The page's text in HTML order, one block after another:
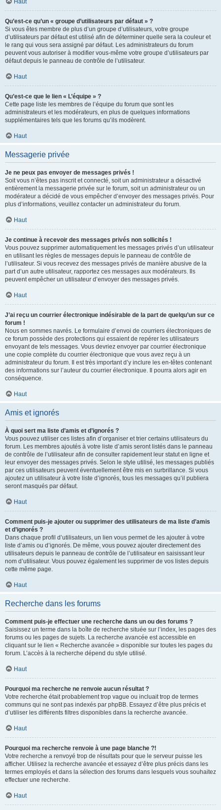
Haut
Qu’est-ce qu’un « groupe d’utilisateurs par défaut » ?
Si vous êtes membre de plus d’un groupe d’utilisateurs, votre groupe
d’utilisateurs par défaut est utilisé afin de déterminer quelle sera la couleur et
le rang qui vous sera assigné par défaut. Les administrateurs du forum
peuvent vous autoriser à modifier vous-même votre groupe d’utilisateurs par
défaut depuis le panneau de contrôle de l’utilisateur.
Haut
Qu’est-ce que le lien « L’équipe » ?
Cette page liste les membres de l’équipe du forum que sont les
administrateurs et les modérateurs, en plus de quelques informations
supplémentaires tels que les forums qu’ils modèrent.
Haut
Messagerie privée
Je ne peux pas envoyer de messages privés !
Soit vous n’êtes pas inscrit et connecté, soit un administrateur a désactivé
entièrement la messagerie privée sur le forum, soit un administrateur ou un
modérateur a décidé de vous empêcher d’envoyer des messages privés. Pour
plus d’informations, veuillez contacter un administrateur du forum.
Haut
Je continue à recevoir des messages privés non sollicités !
Vous pouvez supprimer automatiquement les messages privés d’un utilisateur
en utilisant les règles de messages depuis le panneau de contrôle de
l’utilisateur. Si vous recevez des messages privés de manière abusive de la
part d’un autre utilisateur, rapportez ces messages aux modérateurs. Ils
peuvent empêcher un utilisateur d’envoyer des messages privés.
Haut
J’ai reçu un courrier électronique indésirable de la part de quelqu’un sur ce
forum !
Nous en sommes navrés. Le formulaire d’envoi de courriers électroniques de
ce forum possède des protections qui essaient de repérer les utilisateurs
envoyant de tels messages. Vous devriez envoyer par courrier électronique
une copie complète du courrier électronique que vous avez reçu à un
administrateur du forum. Il est très important d’y inclure les en-têtes contenant
des informations sur l’auteur du courrier électronique. Il pourra alors agir en
conséquence.
Haut
Amis et ignorés
À quoi sert ma liste d’amis et d’ignorés ?
Vous pouvez utiliser ces listes afin d’organiser et trier certains utilisateurs du
forum. Les membres ajoutés à votre liste d’amis seront listés dans le panneau
de contrôle de l’utilisateur afin de consulter rapidement leur statut en ligne et
leur envoyer des messages privés. Selon le style utilisé, les messages publiés
par ces utilisateurs peuvent éventuellement être mis en surbrillance. Si vous
ajoutez un utilisateur à votre liste d’ignorés, tous les messages qu’il publiera
seront masqués par défaut.
Haut
Comment puis-je ajouter ou supprimer des utilisateurs de ma liste d’amis
et d’ignorés ?
Dans chaque profil d’utilisateurs, un lien vous permet de les ajouter à votre
liste d’amis ou d’ignorés. De même, vous pouvez ajouter directement des
utilisateurs depuis le panneau de contrôle de l’utilisateur en saisissant leur
nom d’utilisateur. Vous pouvez également les supprimer de vos listes depuis
cette même page.
Haut
Recherche dans les forums
Comment puis-je effectuer une recherche dans un ou des forums ?
Saisissez un terme dans la boîte de recherche située sur l’index, les pages des
forums ou les pages de sujets. La recherche avancée est accessible en
cliquant sur le lien « Recherche avancée » disponible sur toutes les pages du
forum. L’accès à la recherche dépend du style utilisé.
Haut
Pourquoi ma recherche ne renvoie aucun résultat ?
Votre recherche était probablement trop vague ou incluait trop de termes
communs qui ne sont pas indexés par phpBB. Essayez d’être plus précis et
d’utiliser les différents filtres disponibles dans la recherche avancée.
Haut
Pourquoi ma recherche renvoie à une page blanche ?!
Votre recherche a renvoyé trop de résultats pour que le serveur puisse les
afficher. Utilisez la recherche avancée et essayez d’être plus précis dans les
termes employés et dans la sélection des forums dans lesquels vous souhaitez
effectuer une recherche.
Haut